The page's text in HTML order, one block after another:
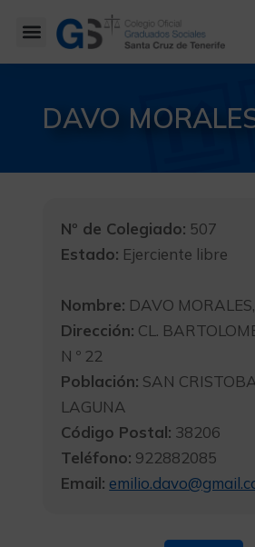
DAVO
Nº de Colegiado: 507
Estado: Ejerciente libre
Nombre: DAVO
Dirección: CL.
N º 22
Población: SAN
LAGUNA
Código Postal: 38206
Teléfono: 922882085
Email: